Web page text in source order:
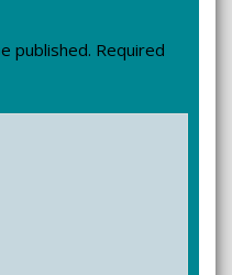
published. Required